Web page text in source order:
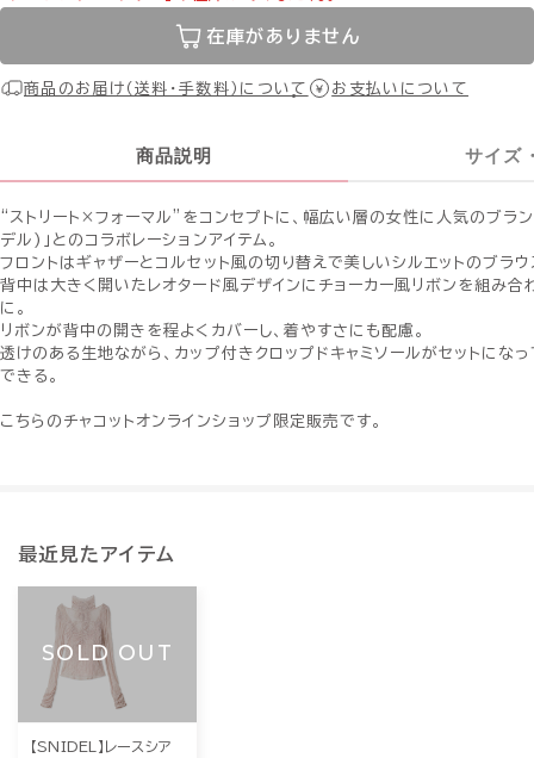
在庫がありません
商品のお届け（送料・手数料）について お支払いについて
商品説明 サイズ
“ストリート×フォーマル”をコンセプトに、幅広い層の女性に人気のブラ
デル)」とのコラボレーションアイテム。
フロントはギャザーとコルセット風の切り替えで美しいシルエットのブラウ
背中は大きく開いたレオタード風デザインにチョーカー風リボンを組み合
に。
リボンが背中の開きを程よくカバーし、着やすさにも配慮。
透けのある生地ながら、カップ付きクロップドキャミソールがセットにな
できる。
こちらのチャコットオンラインショップ限定販売です。
最近見たアイテム
SOLD OUT
【SNIDEL】レースシア